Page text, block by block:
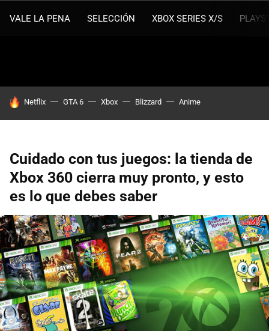
VALE LA PENA SELECCIÓN XBOX SERIES X/S
HOY SE HABLA DE
Netflix GTA 6 Xbox Blizzard Anime
Cuidado con tus juegos: la tienda de
Xbox 360 cierra muy pronto, y esto
es lo que debes saber